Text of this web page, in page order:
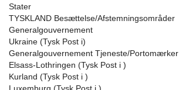
Stater
TYSKLAND Besættelse/Afstemningsområder
Generalgouvernement
Ukraine (Tysk Post i)
Generalgouvernement Tjeneste/Portomærker
Elsass-Lothringen (Tysk Post i )
Kurland (Tysk Post i )